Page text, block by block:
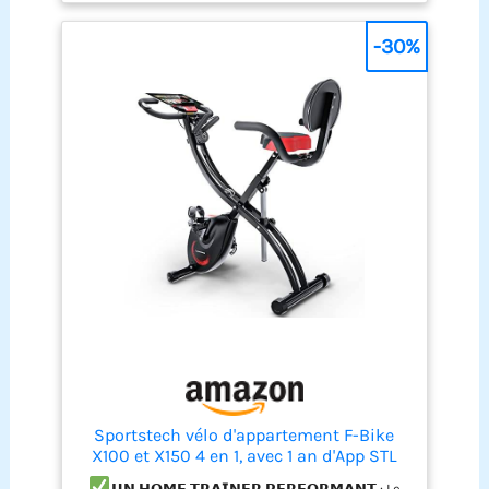
support et regardez vos programmes préférés en
même temps. Amusez-vous ! 【Siège confortable
et pédales antidérapantes】 Nos vélos d'intérieur
pour la maison ont des sièges confortables et des
pédales antidérapantes pour offrir le support le
plus stable et l'expérience d'entraînement la plus
confortable. La hauteur du siège peut également
être ajustée à plusieurs niveaux pour offrir une
large gamme d'options de hauteur 【Garantie de
qualité fiable】Nous fournissons une garantie
gratuite de 1 an pour tous nos produits. Qu'il
s'agisse du remplacement d'un accessoire, d'une
question relative au produit ou du manuel
d'instructions en format électronique, n'hésitez
pas à nous contacter. Nous promettons de vous
offrir une solution satisfaisante dans les 24
cliquez sur « Contacter le vendeur »
Sportstech vélo d'appartement F-Bike
X100 et X150 4 en 1, avec 1 an d'App STL
Incluse, home trainer pour adultes,
-30%